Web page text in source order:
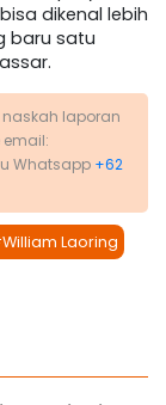
dikenal lebih
baru satu
laporan
email:
Whatsapp +62
Laoring